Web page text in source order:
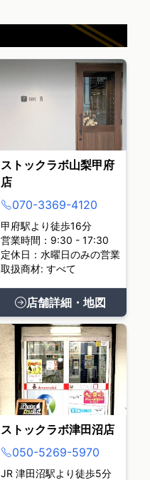
ストックラボ山梨甲府
店
070-3369-4120
甲府駅より徒歩16分
営業時間：9:30 - 17:30
定休日：水曜日のみの営業
取扱商材: すべて
店舗詳細・地図
ストックラボ津田沼店
050-5269-5970
JR 津田沼駅より徒歩5分